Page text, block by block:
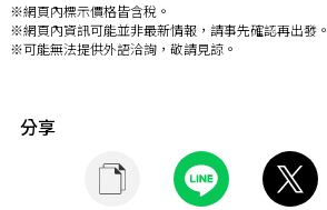
※網頁內標示價格皆含稅。
※網頁內資訊可能並非最新情報，請事先確認再出發。
※可能無法提供外語洽詢，敬請見諒。
分享